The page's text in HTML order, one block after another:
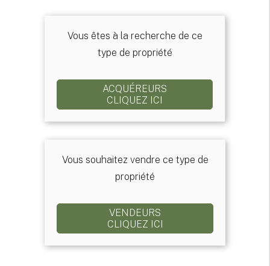
Vous êtes à la recherche de ce
type de propriété
ACQUÉREURS
CLIQUEZ ICI
Vous souhaitez vendre ce type de
propriété
VENDEURS
CLIQUEZ ICI